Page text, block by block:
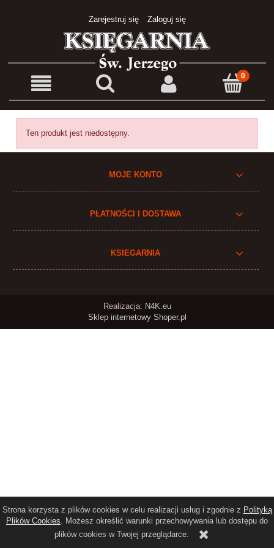
Strona korzysta z plików cookies w celu realizacji usług i zgodnie z Polityką
Plików Cookies. Możesz określić warunki przechowywania lub dostępu do
plików cookies w Twojej przeglądarce.
Zarejestruj się Zaloguj się
Ten produkt jest niedostępny.
MOJE KONTO
PŁATNOŚCI I DOSTAWA
KSIEGARNIA
Realizacja: N4K.eu
Sklep internetowy Shoper.pl